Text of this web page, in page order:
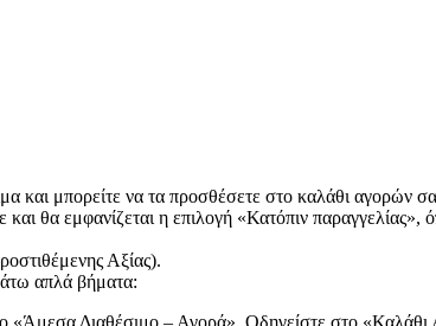
μπορείτε να τα προσθέσετε στο καλάθι αγορών
θα εμφανίζεται η επιλογή «Κατόπιν παραγγελίας»,
Αξίας).
απλά βήματα:
«Άμεσα Διαθέσιμο – Αγορά». Οδηγείστε στο